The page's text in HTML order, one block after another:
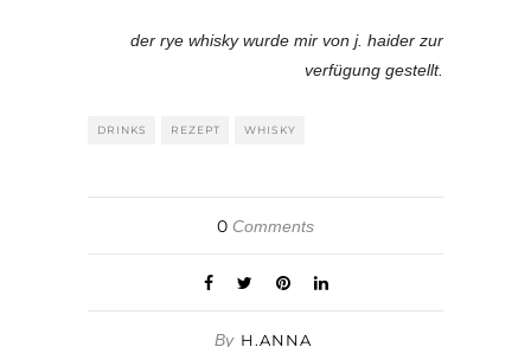
der rye whisky wurde mir von j. haider zur
verfügung gestellt.
DRINKS REZEPT WHISKY
0 Comments
By H.ANNA